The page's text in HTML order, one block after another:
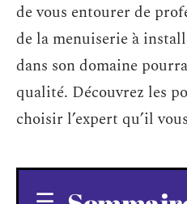
de vous entourer de
de la menuiserie à
dans son domaine
qualité. Découvrez les
choisir l’expert qu’il